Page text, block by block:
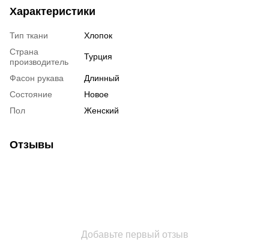
Характеристики
Тип ткани
Хлопок
Страна
производитель
Турция
Фасон рукава
Длинный
Состояние
Новое
Пол
Женский
Отзывы
Добавьте первый отзыв